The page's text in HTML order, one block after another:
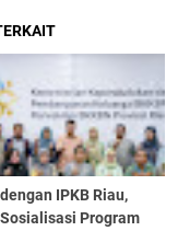
IPKB Riau,
Sosialisasi Program